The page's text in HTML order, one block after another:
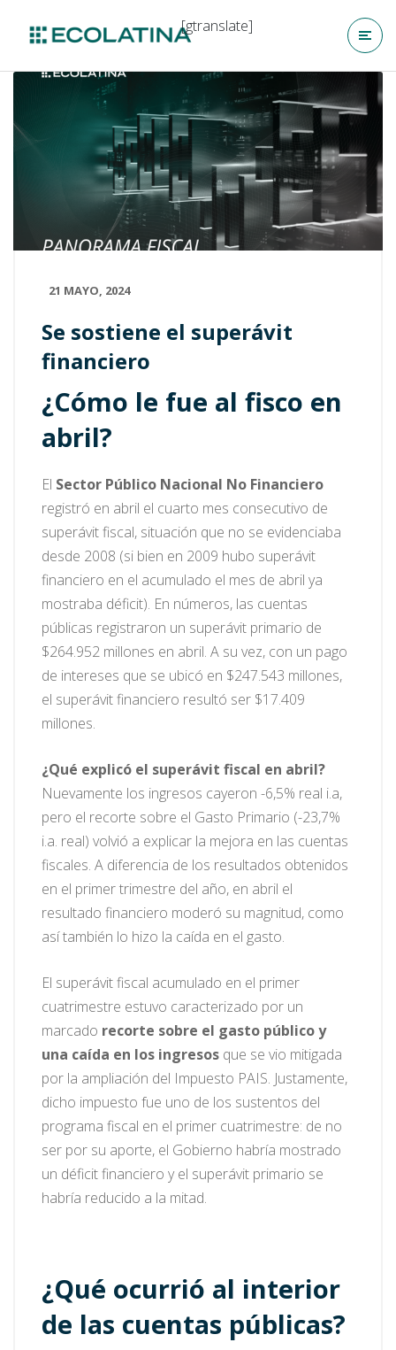
[gtranslate]
21 MAYO, 2024
Se sostiene el superávit
financiero
¿Cómo le fue al fisco en
abril?
El Sector Público Nacional No Financiero
registró en abril el cuarto mes consecutivo de
superávit fiscal, situación que no se evidenciaba
desde 2008 (si bien en 2009 hubo superávit
financiero en el acumulado el mes de abril ya
mostraba déficit). En números, las cuentas
públicas registraron un superávit primario de
$264.952 millones en abril. A su vez, con un pago
de intereses que se ubicó en $247.543 millones,
el superávit financiero resultó ser $17.409
millones.
¿Qué explicó el superávit fiscal en abril?
Nuevamente los ingresos cayeron -6,5% real i.a,
pero el recorte sobre el Gasto Primario (-23,7%
i.a. real) volvió a explicar la mejora en las cuentas
fiscales. A diferencia de los resultados obtenidos
en el primer trimestre del año, en abril el
resultado financiero moderó su magnitud, como
así también lo hizo la caída en el gasto.
El superávit fiscal acumulado en el primer
cuatrimestre estuvo caracterizado por un
marcado recorte sobre el gasto público y
una caída en los ingresos que se vio mitigada
por la ampliación del Impuesto PAIS. Justamente,
dicho impuesto fue uno de los sustentos del
programa fiscal en el primer cuatrimestre: de no
ser por su aporte, el Gobierno habría mostrado
un déficit financiero y el superávit primario se
habría reducido a la mitad.
¿Qué ocurrió al interior
de las cuentas públicas?